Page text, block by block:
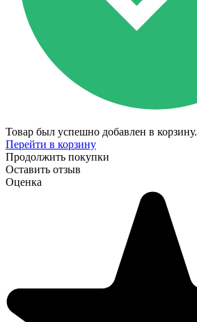
Товар был успешно добавлен в корзину.
Перейти в корзину
Продолжить покупки
Оставить отзыв
Оценка